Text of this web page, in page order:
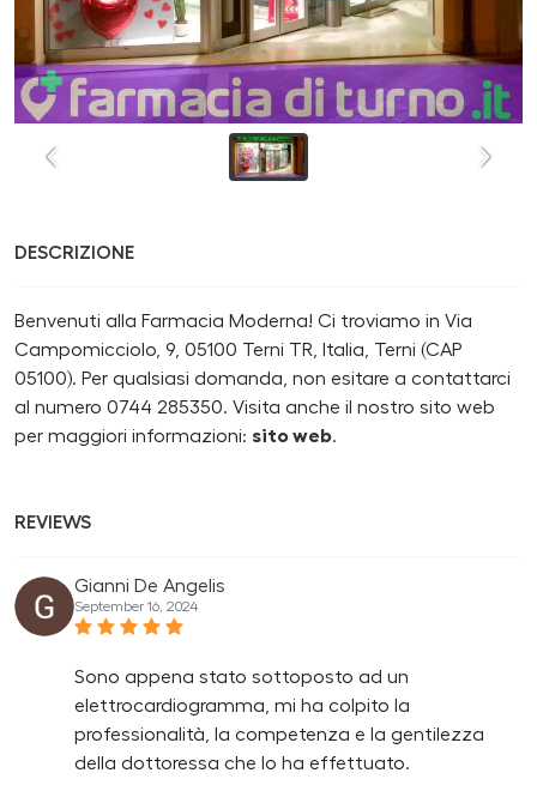
DESCRIZIONE
Benvenuti alla Farmacia Moderna! Ci troviamo in Via
Campomicciolo, 9, 05100 Terni TR, Italia, Terni (CAP
05100). Per qualsiasi domanda, non esitare a contattarci
al numero 0744 285350. Visita anche il nostro sito web
per maggiori informazioni: sito web.
REVIEWS
Gianni De Angelis
September 16, 2024
Sono appena stato sottoposto ad un
elettrocardiogramma, mi ha colpito la
professionalità, la competenza e la gentilezza
della dottoressa che lo ha effettuato.